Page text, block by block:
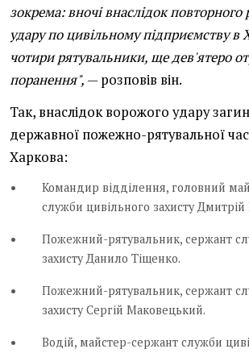
зокрема: вночі внаслідок повторного
удару по цивільному підприємству в
чотири рятувальники, ще дев'ятеро
поранення", — розповів він.
Так, внаслідок ворожого удару
державної пожежно-рятувальної
Харкова:
Командир відділення, головний
служби цивільного захисту Дмитрій
Пожежний-рятувальник, сержант
захисту Данило Тіщенко.
Пожежний-рятувальник, сержант
захисту Сергій Маковецький.
Водій, майстер-сержант служби